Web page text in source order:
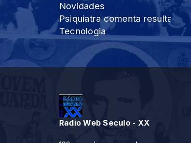
Novidades
Psiquiatra comenta
Tecnologia
Radio Web Seculo - XX